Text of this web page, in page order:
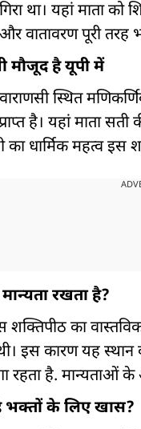
था। यहां माता को
वातावरण पूरी तरह
मौजूद है यूपी में
वाराणसी स्थित
है। यहां माता
का धार्मिक महत्व
रखता है?
शक्तिपीठ का
इस कारण यह
रहता है. मान्यताओं के
भक्तों के लिए खास?